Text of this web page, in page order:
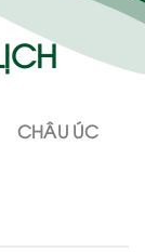
CHÂU ÚC